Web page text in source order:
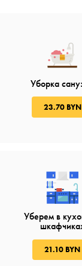
Уборка
23.70 BYN
Уберем в
21.10 BYN